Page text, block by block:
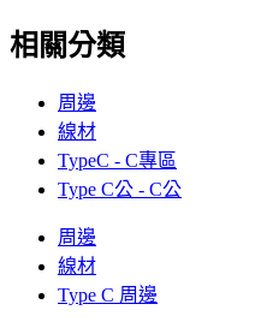
相關分類
周邊
線材
TypeC - C專區
Type C公 - C公
周邊
線材
Type C 周邊